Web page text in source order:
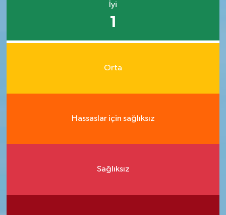
İyi
1
Orta
Hassaslar için sağlıksız
Sağlıksız